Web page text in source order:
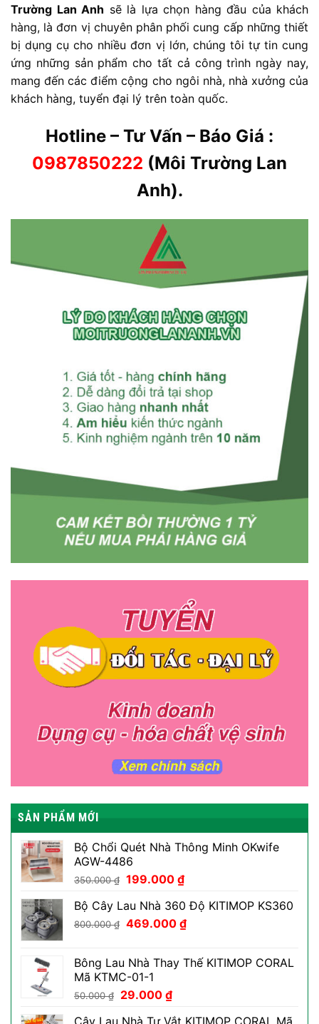
SẢN PHẨM MỚI
Bộ Chổi Quét Nhà Thông Minh OKwife
AGW-4486
350.000₫ Giá
là:
350.000 ₫.
199.000 ₫Giá
tại
là:
Bộ Cây Lau Nhà 360 Độ KITIMOP KS360
800.000₫ Giá
800.000 ₫.
469.000 ₫Giá
là:
Bông Lau Nhà Thay Thế KITIMOP CORAL
Mã KTMC-01-1
50.000₫
Giá
29.000 ₫Giá
Cây Lau Nhà Tự Vắt KITIMOP CORAL Mã
Trường Lan Anh sẽ là lựa chọn hàng đầu của khách
hàng, là đơn vị chuyên phân phối cung cấp những thiết
bị dụng cụ cho nhiều đơn vị lớn, chúng tôi tự tin cung
ứng những sản phẩm cho tất cả công trình ngày nay,
mang đến các điểm cộng cho ngôi nhà, nhà xưởng của
khách hàng, tuyển đại lý trên toàn quốc.
Hotline – Tư Vấn – Báo Giá :
0987850222 (Môi Trường Lan
Anh).